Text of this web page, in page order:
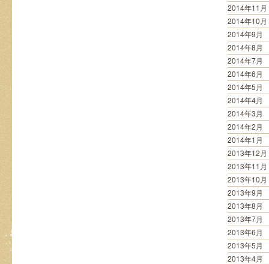
2014年11月
2014年10月
2014年9月
2014年8月
2014年7月
2014年6月
2014年5月
2014年4月
2014年3月
2014年2月
2014年1月
2013年12月
2013年11月
2013年10月
2013年9月
2013年8月
2013年7月
2013年6月
2013年5月
2013年4月